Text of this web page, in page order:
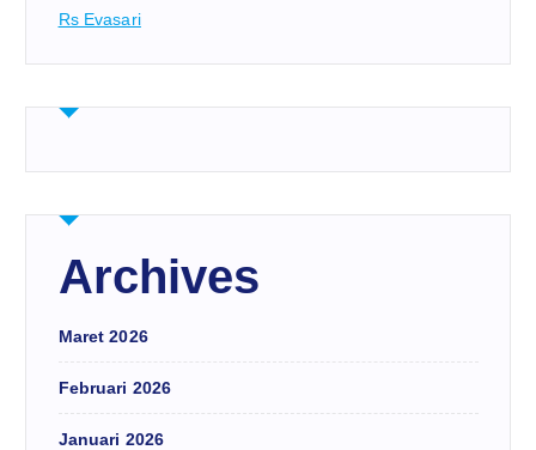
Rs Evasari
Archives
Maret 2026
Februari 2026
Januari 2026